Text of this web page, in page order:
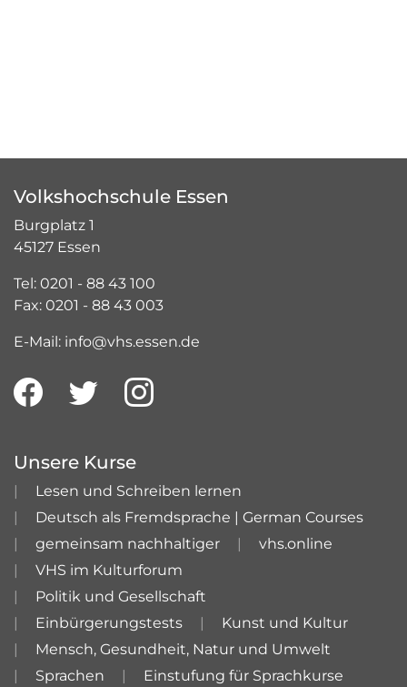
Volkshochschule Essen
Burgplatz 1
45127 Essen
Tel: 0201 - 88 43 100
Fax: 0201 - 88 43 003
E-Mail: info@vhs.essen.de
Unsere Kurse
Lesen und Schreiben lernen
Deutsch als Fremdsprache | German Courses
gemeinsam nachhaltiger
vhs.online
VHS im Kulturforum
Politik und Gesellschaft
Einbürgerungstests
Kunst und Kultur
Mensch, Gesundheit, Natur und Umwelt
Sprachen
Einstufung für Sprachkurse